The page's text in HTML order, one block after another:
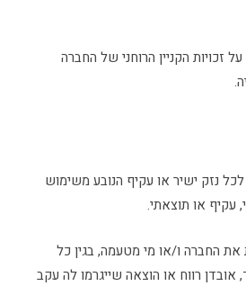
הקניין הרוחני של החברה
נזק ישיר או עקיף הנובע משימוש
עקיף או תוצאתי.
החברה ו/או מי מטעמה, בגין כל
רווח או הוצאה שייגרמו לה עקב